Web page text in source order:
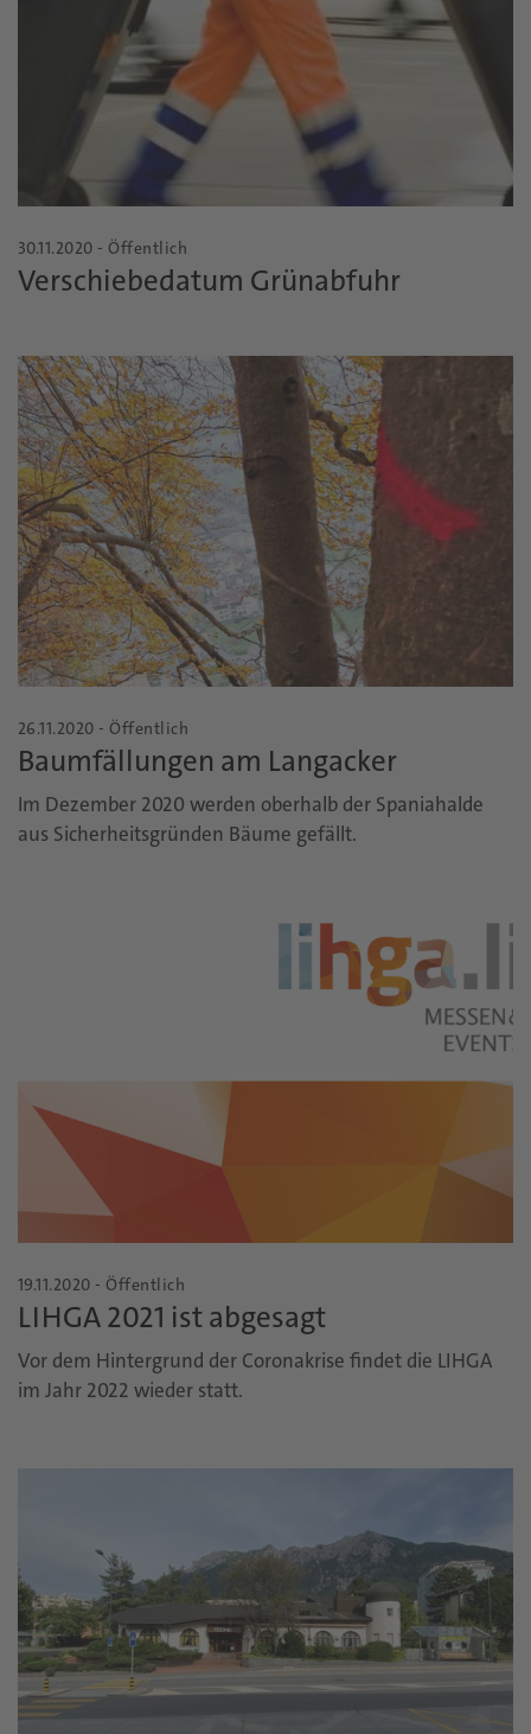
30.11.2020 - Öffentlich
Verschiebedatum Grünabfuhr
26.11.2020 - Öffentlich
Baumfällungen am Langacker
Im Dezember 2020 werden oberhalb der Spaniahalde
aus Sicherheitsgründen Bäume gefällt.
19.11.2020 - Öffentlich
LIHGA 2021 ist abgesagt
Vor dem Hintergrund der Coronakrise findet die LIHGA
im Jahr 2022 wieder statt.